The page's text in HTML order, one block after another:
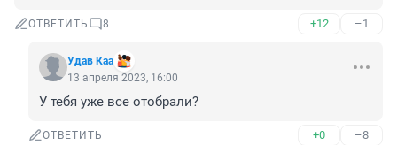
ОТВЕТИТЬ 8 +12 –1
Удав Каа
13 апреля 2023, 16:00
У тебя уже все отобрали?
ОТВЕТИТЬ +0 –8